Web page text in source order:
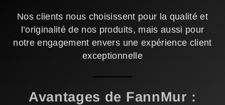
Nos clients nous choisissent pour la qualité et
l’originalité de nos produits, mais aussi pour
notre engagement envers une expérience client
exceptionnelle
Avantages de FannMur :